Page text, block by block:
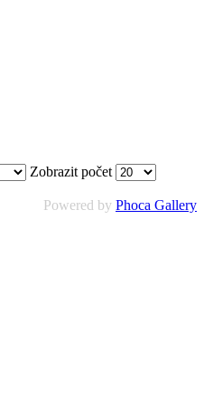
Zobrazit počet
Powered by Phoca Gallery